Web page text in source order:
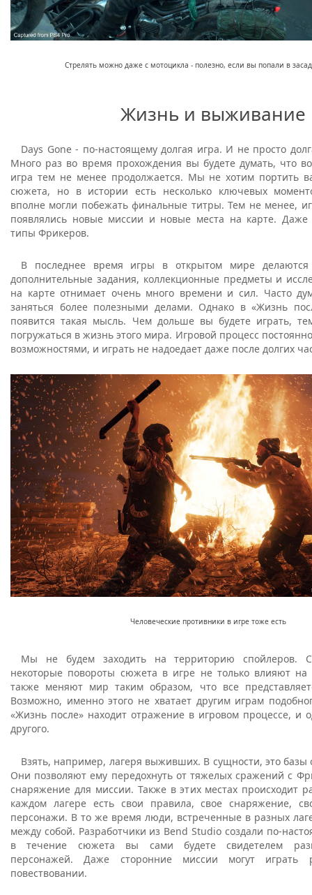
Стрелять можно даже с мотоцикла - полезно, если вы попали в
Жизнь и выживание
Days Gone - по-настоящему долгая игра. И не просто
Много раз во время прохождения вы будете думать, что
игра тем не менее продолжается. Мы не хотим портить
сюжета, но в истории есть несколько ключевых
вполне могли побежать финальные титры. Тем не менее,
появлялись новые миссии и новые места на карте. Даже
типы Фрикеров.
В последнее время игры в открытом мире делаются
дополнительные задания, коллекционные предметы и
на карте отнимает очень много времени и сил. Часто
заняться более полезными делами. Однако в «Жизнь
появится такая мысль. Чем дольше вы будете играть,
погружаться в жизнь этого мира. Игровой процесс
возможностями, и играть не надоедает даже после долгих
Человеческие противники в игре тоже есть
Мы не будем заходить на территорию спойлеров.
некоторые повороты сюжета в игре не только влияют на
также меняют мир таким образом, что все
Возможно, именно этого не хватает другим играм
«Жизнь после» находит отражение в игровом процессе, и
другого.
Взять, например, лагеря выживших. В сущности, это базы
Они позволяют ему передохнуть от тяжелых сражений с
снаряжение для миссии. Также в этих местах происходит
каждом лагере есть свои правила, свое снаряжение,
персонажи. В то же время люди, встреченные в разных
между собой. Разработчики из Bend Studio создали по-
в течение сюжета вы сами будете свидетелем
персонажей. Даже сторонние миссии могут играть
повествовании.